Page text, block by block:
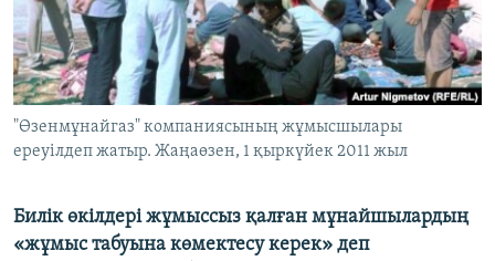
Басқа тілдерде
"Өзенмұнайгаз" компаниясының жұмысшылары
ереуілдеп жатыр. Жаңаөзен, 1 қыркүйек 2011 жыл
Билік өкілдері жұмыссыз қалған мұнайшылардың
«жұмыс табуына көмектесу керек» деп